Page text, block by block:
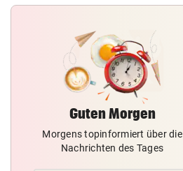
Guten Morgen
Morgens topinformiert über die
Nachrichten des Tages